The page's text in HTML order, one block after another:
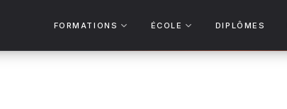
FORMATIONS ÉCOLE DIPLÔMES